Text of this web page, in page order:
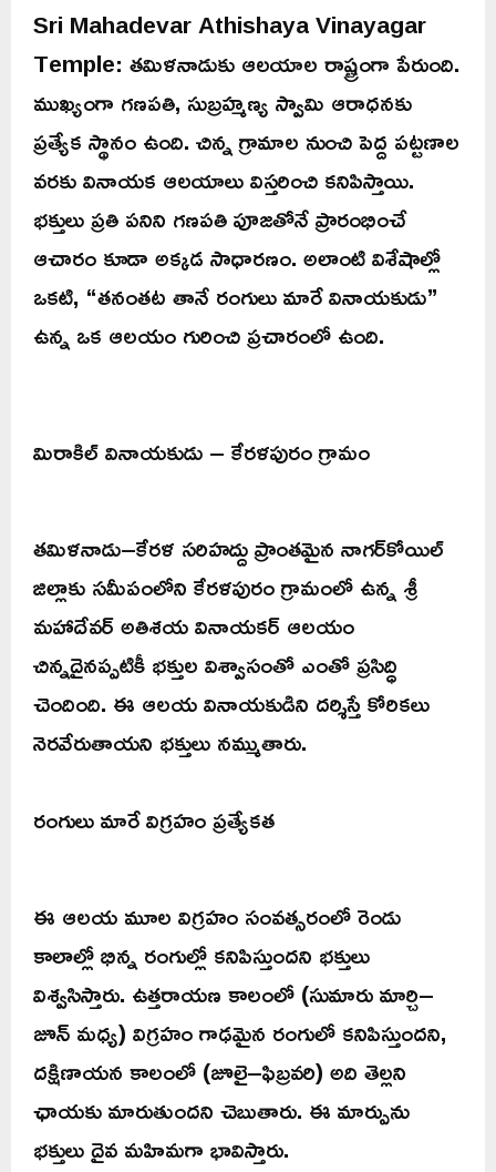
Sri Mahadevar Athishaya Vinayagar
Temple: తమిళనాడుకు ఆలయాల రాష్ట్రంగా పేరుంది.
ముఖ్యంగా గణపతి, సుబ్రహ్మణ్య స్వామి ఆరాధనకు
ప్రత్యేక స్థానం ఉంది. చిన్న గ్రామాల నుంచి పెద్ద పట్టణాల
వరకు వినాయక ఆలయాలు విస్తరించి కనిపిస్తాయి.
భక్తులు ప్రతి పనిని గణపతి పూజతోనే ప్రారంభించే
ఆచారం కూడా అక్కడ సాధారణం. అలాంటి విశేషాల్లో
ఒకటి, “తనంతట తానే రంగులు మారే వినాయకుడు”
ఉన్న ఒక ఆలయం గురించి ప్రచారంలో ఉంది.
మిరాకిల్ వినాయకుడు – కేరళపురం గ్రామం
తమిళనాడు–కేరళ సరిహద్దు ప్రాంతమైన నాగర్‌కోయిల్
జిల్లాకు సమీపంలోని కేరళపురం గ్రామంలో ఉన్న శ్రీ
మహాదేవర్ అతిశయ వినాయకర్ ఆలయం
చిన్నదైనప్పటికీ భక్తుల విశ్వాసంతో ఎంతో ప్రసిద్ధి
చెందింది. ఈ ఆలయ వినాయకుడిని దర్శిస్తే కోరికలు
నెరవేరుతాయని భక్తులు నమ్ముతారు.
రంగులు మారే విగ్రహం ప్రత్యేకత
ఈ ఆలయ మూల విగ్రహం సంవత్సరంలో రెండు
కాలాల్లో భిన్న రంగుల్లో కనిపిస్తుందని భక్తులు
విశ్వసిస్తారు. ఉత్తరాయణ కాలంలో (సుమారు మార్చి–
జూన్ మధ్య) విగ్రహం గాఢమైన రంగులో కనిపిస్తుందని,
దక్షిణాయన కాలంలో (జూలై–ఫిబ్రవరి) అది తెల్లని
ఛాయకు మారుతుందని చెబుతారు. ఈ మార్పును
భక్తులు దైవ మహిమగా భావిస్తారు.